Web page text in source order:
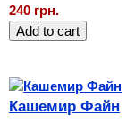
240 грн.
Кашемир Файн